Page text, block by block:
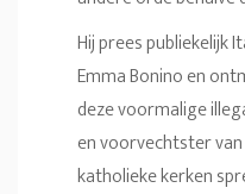
Hij prees publiekelijk
Emma Bonino en
deze voormalige
en voorvechtster
katholieke kerken